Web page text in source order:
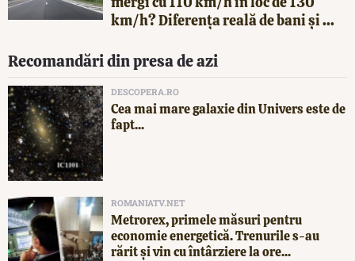
km/h? Diferența reală de bani și ...
Recomandări din presa de azi
DESCOPERA.RO
Cea mai mare galaxie din Univers este de
fapt...
ROMANIATV.NET
Metrorex, primele măsuri pentru
economie energetică. Trenurile s-au
rărit și vin cu întârziere la ore...